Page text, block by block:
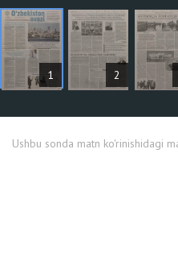
1 2
MAQOLALAR
Ushbu sonda matn ko'rinishidagi